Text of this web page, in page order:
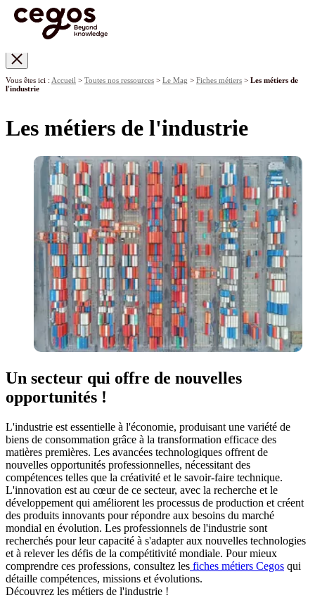
Vous êtes ici : Accueil > Toutes nos ressources > Le Mag > Fiches métiers > Les métiers de
l'industrie
Les métiers de l'industrie
Un secteur qui offre de nouvelles
opportunités !
L'industrie est essentielle à l'économie, produisant une variété de
biens de consommation grâce à la transformation efficace des
matières premières. Les avancées technologiques offrent de
nouvelles opportunités professionnelles, nécessitant des
compétences telles que la créativité et le savoir-faire technique.
L'innovation est au cœur de ce secteur, avec la recherche et le
développement qui améliorent les processus de production et créent
des produits innovants pour répondre aux besoins du marché
mondial en évolution. Les professionnels de l'industrie sont
recherchés pour leur capacité à s'adapter aux nouvelles technologies
et à relever les défis de la compétitivité mondiale. Pour mieux
comprendre ces professions, consultez les fiches métiers Cegos qui
détaille compétences, missions et évolutions.
Découvrez les métiers de l'industrie !